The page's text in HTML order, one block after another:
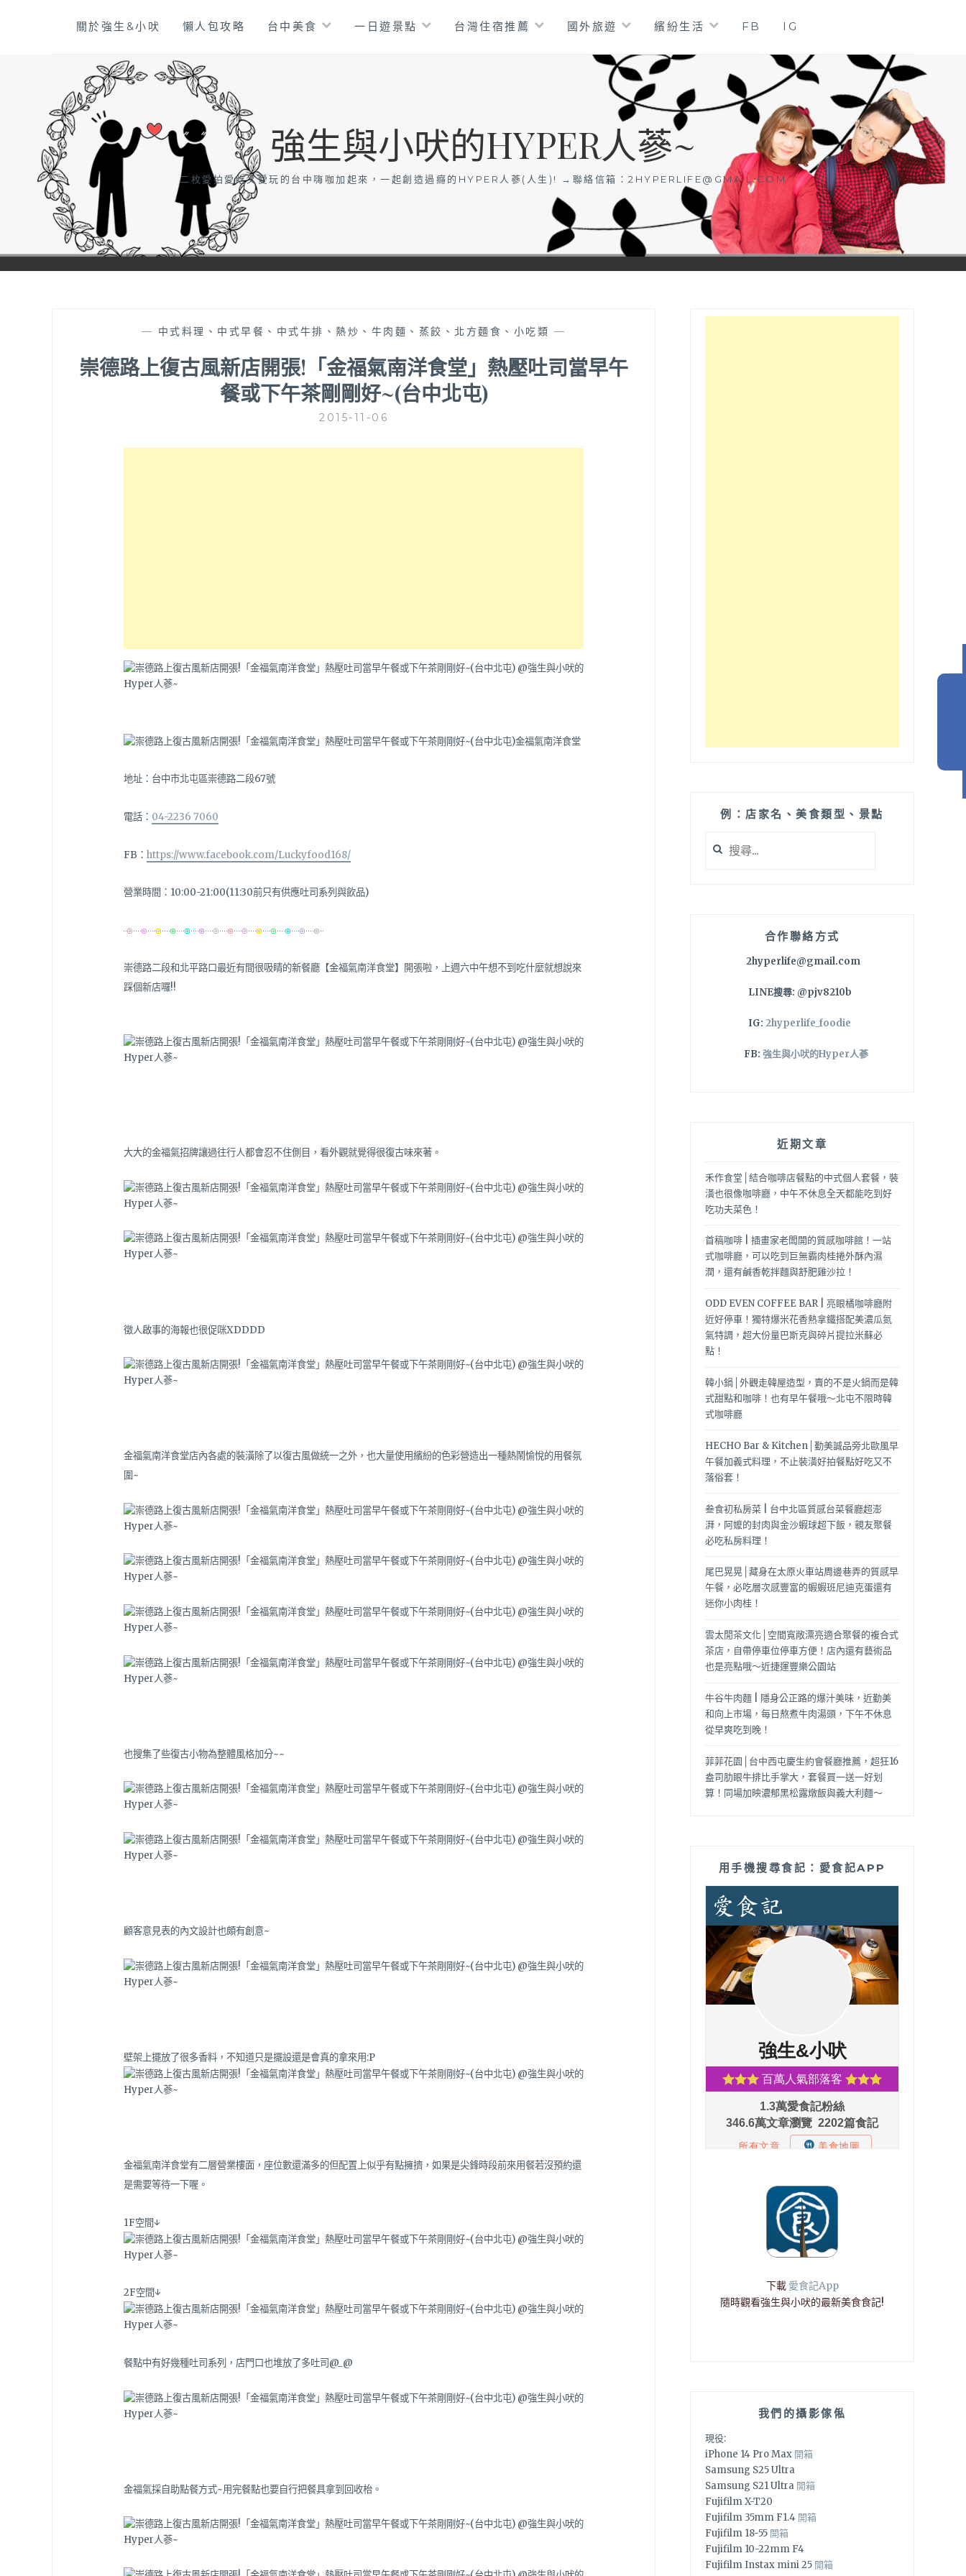
關於強生&小吠 懶人包攻略 台中美食 一日遊景點 台灣住宿推薦 國外旅遊 繽紛生活 FB IG
強生與小吠的HYPER人蔘~
二枚愛拍愛吃又愛玩的台中嗨咖加起來，一起創造過癮的HYPER人蔘(人生)! →聯絡信箱： 2HYPERLIFE@GMAIL.COM
— 中式料理、中式早餐、中式牛排、熱炒、牛肉麵、蒸餃、北方麵食、小吃類 —
崇德路上復古風新店開張!「金福氣南洋食堂」熱壓吐司當早午
餐或下午茶剛剛好~(台中北屯)
2015-11-06
金福氣南洋食堂
地址： 台中市北屯區崇德路二段67號
電話： 04-2236 7060
FB： https://www.facebook.com/Luckyfood168/
營業時間：10:00-21:00(11:30前只有供應吐司系列與飲品)
崇德路二段和北平路口最近有間很吸睛的新餐廳【金福氣南洋食堂】開張啦，上週六中午想不到吃什麼就想說來
踩個新店囉!!
大大的金福氣招牌讓過往行人都會忍不住側目，看外觀就覺得很復古味來著。
徵人啟事的海報也很促咪XDDDD
金福氣南洋食堂店內各處的裝潢除了以復古風做統一之外，也大量使用繽紛的色彩營造出一種熱鬧愉悅的用餐氛
圍~
也搜集了些復古小物為整體風格加分~~
顧客意見表的內文設計也頗有創意~
壁架上擺放了很多香料，不知道只是擺設還是會真的拿來用:P
金福氣南洋食堂有二層營業樓面，座位數還滿多的但配置上似乎有點擁擠，如果是尖鋒時段前來用餐若沒預約還
是需要等待一下喔。
1F空間↓
2F空間↓
餐點中有好幾種吐司系列，店門口也堆放了多吐司@_@
金福氣採自助點餐方式~用完餐點也要自行把餐具拿到回收枱。
例：店家名、美食類型、景點
尋
合作聯絡方式
2hyperlife@gmail.com
LINE搜尋: @pjv8210b
IG: 2hyperlife_foodie
FB: 強生與小吠的Hyper人蔘
近期文章
禾作食堂│結合咖啡店餐點的中式個人套餐，裝
潢也很像咖啡廳，中午不休息全天都能吃到好
吃功夫菜色！
首稿咖啡 | 插畫家老闆開的質感咖啡館！一站
式咖啡廳，可以吃到巨無霸肉桂捲外酥內濕
潤，還有鹹香乾拌麵與舒肥雞沙拉！
ODD EVEN COFFEE BAR | 亮眼橘咖啡廳附
近好停車！獨特爆米花香熱拿鐵搭配美濃瓜氮
氣特調，超大份量巴斯克與碎片提拉米蘇必
點！
韓小鍋│外觀走韓屋造型，賣的不是火鍋而是韓
式甜點和咖啡！也有早午餐哦～北屯不限時韓
式咖啡廳
HECHO Bar & Kitchen│勤美誠品旁北歐風早
午餐加義式料理，不止裝潢好拍餐點好吃又不
落俗套！
叁食初私房菜 | 台中北區質感台菜餐廳超澎
湃，阿嬤的封肉與金沙蝦球超下飯，親友聚餐
必吃私房料理！
尾巴晃晃│藏身在太原火車站周邊巷弄的質感早
午餐，必吃層次感豐富的蝦蝦班尼迪克蛋還有
迷你小肉桂！
雲太閒茶文化│空間寬敞漂亮適合聚餐的複合式
茶店，自帶停車位停車方便！店內還有藝術品
也是亮點哦～近捷運豐樂公園站
牛谷牛肉麵 | 隱身公正路的爆汁美味，近勤美
和向上市場，每日熬煮牛肉湯頭，下午不休息
從早爽吃到晚！
菲菲花園│台中西屯慶生約會餐廳推薦，超狂16
盎司肋眼牛排比手掌大，套餐買一送一好划
算！同場加映濃郁黑松露燉飯與義大利麵～
用手機搜尋食記：愛食記APP
下載 愛食記App
隨時觀看強生與小吠的最新美食食記!
我們的攝影傢俬
現役:
iPhone 14 Pro Max 開箱
Samsung S25 Ultra
Samsung S21 Ultra 開箱
Fujifilm X-T20
Fujifilm 35mm F1.4 開箱
Fujifilm 18-55 開箱
Fujifilm 10-22mm F4
Fujifilm Instax mini 25 開箱